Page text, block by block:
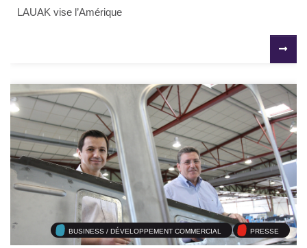
LAUAK vise l’Amérique
BUSINESS / DÉVELOPPEMENT COMMERCIAL PRESSE